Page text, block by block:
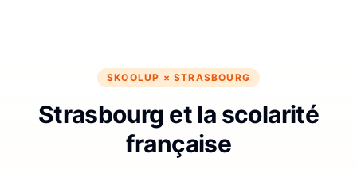
SKOOLUP × STRASBOURG
Strasbourg et la scolarité
française